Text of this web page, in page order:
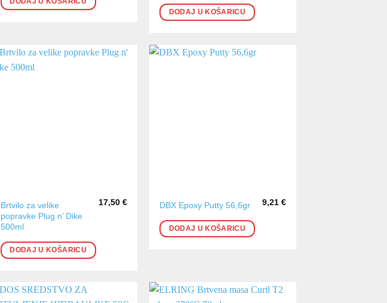
DODAJ U KOŠARICU
Brtvilo za velike
popravke Plug n’ Dike
500ml
17,50 €
DODAJ U KOŠARICU
DBX Epoxy Putty 56,6gr 9,21 €
DODAJ U KOŠARICU